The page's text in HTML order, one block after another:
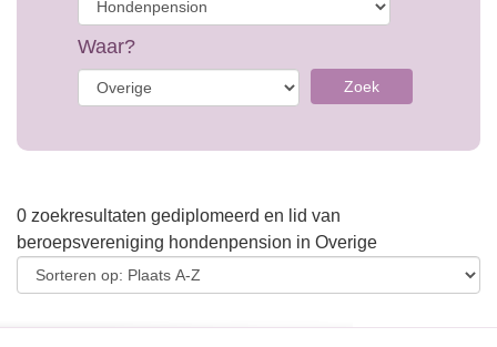
Waar?
Zoek
0 zoekresultaten gediplomeerd en lid van
beroepsvereniging hondenpension in Overige